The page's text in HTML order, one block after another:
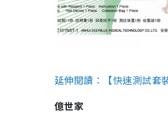
延伸閱讀：【快速測試
億世家